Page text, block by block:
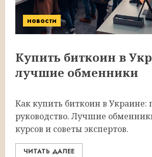
новости
Купить биткоин в
лучшие обменники
Как купить биткоин в Украине:
руководство. Лучшие
курсов и советы экспертов.
ЧИТАТЬ ДАЛЕЕ